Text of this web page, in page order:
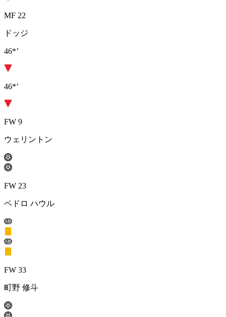
MF 22
ドッジ
46*’
46*’
FW 9
ウェリントン
FW 23
ペドロ ハウル
FW 33
町野 修斗